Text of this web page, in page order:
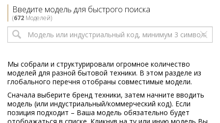
914532207
02
AEGF66074LW
00
AEGFLI552LM1
00
AEGKRW7200
Введите модель для быстрого поиска
(672 Моделей)
Мы собрали и структурировали огромное количество
моделей для разной бытовой техники. В этом разделе из
глобального перечня отобраны совместимые модели.
Сначала выберите бренд техники, затем начните вводить
модель (или индустриальный/коммерческий код). Если
позиция подходит – Ваша модель обязательно будет